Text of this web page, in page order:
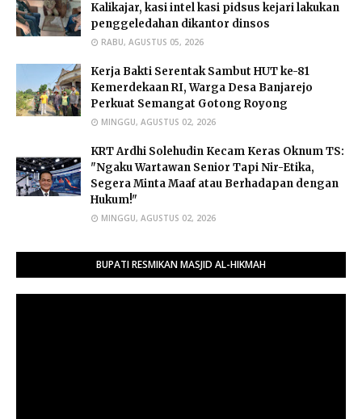
Kalikajar, kasi intel kasi pidsus kejari lakukan
penggeledahan dikantor dinsos
RABU, AGUSTUS 05, 2026
Kerja Bakti Serentak Sambut HUT ke-81
Kemerdekaan RI, Warga Desa Banjarejo
Perkuat Semangat Gotong Royong
MINGGU, AGUSTUS 02, 2026
​KRT Ardhi Solehudin Kecam Keras Oknum TS:
"Ngaku Wartawan Senior Tapi Nir-Etika,
Segera Minta Maaf atau Berhadapan dengan
Hukum!"
MINGGU, AGUSTUS 02, 2026
BUPATI RESMIKAN MASJID AL-HIKMAH